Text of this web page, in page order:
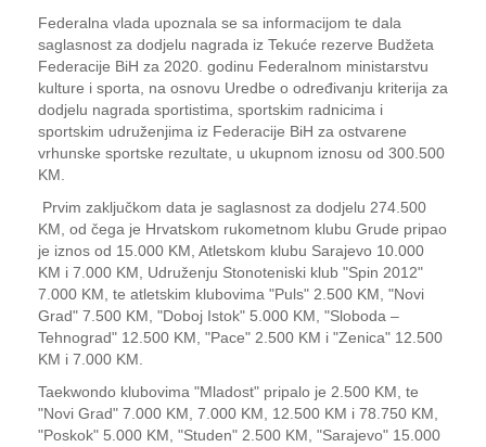
Federalna vlada upoznala se sa informacijom te dala
saglasnost za dodjelu nagrada iz Tekuće rezerve Budžeta
Federacije BiH za 2020. godinu Federalnom ministarstvu
kulture i sporta, na osnovu Uredbe o određivanju kriterija za
dodjelu nagrada sportistima, sportskim radnicima i
sportskim udruženjima iz Federacije BiH za ostvarene
vrhunske sportske rezultate, u ukupnom iznosu od 300.500
KM.
Prvim zaključkom data je saglasnost za dodjelu 274.500
KM, od čega je Hrvatskom rukometnom klubu Grude pripao
je iznos od 15.000 KM, Atletskom klubu Sarajevo 10.000
KM i 7.000 KM, Udruženju Stonoteniski klub "Spin 2012"
7.000 KM, te atletskim klubovima "Puls" 2.500 KM, "Novi
Grad" 7.500 KM, "Doboj Istok" 5.000 KM, "Sloboda –
Tehnograd" 12.500 KM, "Pace" 2.500 KM i "Zenica" 12.500
KM i 7.000 KM.
Taekwondo klubovima "Mladost" pripalo je 2.500 KM, te
"Novi Grad" 7.000 KM, 7.000 KM, 12.500 KM i 78.750 KM,
"Poskok" 5.000 KM, "Studen" 2.500 KM, "Sarajevo" 15.000